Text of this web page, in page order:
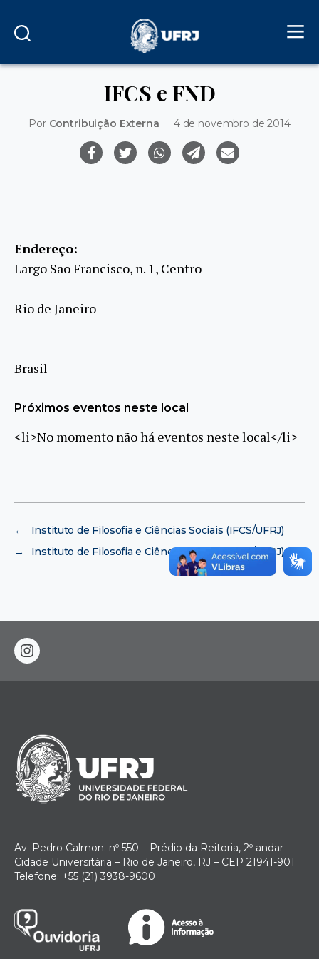
IFCS e FND
Por Contribuição Externa 4 de novembro de 2014
Endereço:
Largo São Francisco, n. 1, Centro
Rio de Janeiro
Brasil
Próximos eventos neste local
<li>No momento não há eventos neste local</li>
←
Instituto de Filosofia e Ciências Sociais (IFCS/UFRJ)
→
Instituto de Filosofia e Ciências Sociais (IFCS/UFRJ)
instagram
Av. Pedro Calmon. nº 550 – Prédio da Reitoria, 2º andar
Cidade Universitária – Rio de Janeiro, RJ – CEP 21941-901
Telefone: +55 (21) 3938-9600